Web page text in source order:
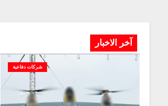
آخر الاخبار
شركات دفاعية